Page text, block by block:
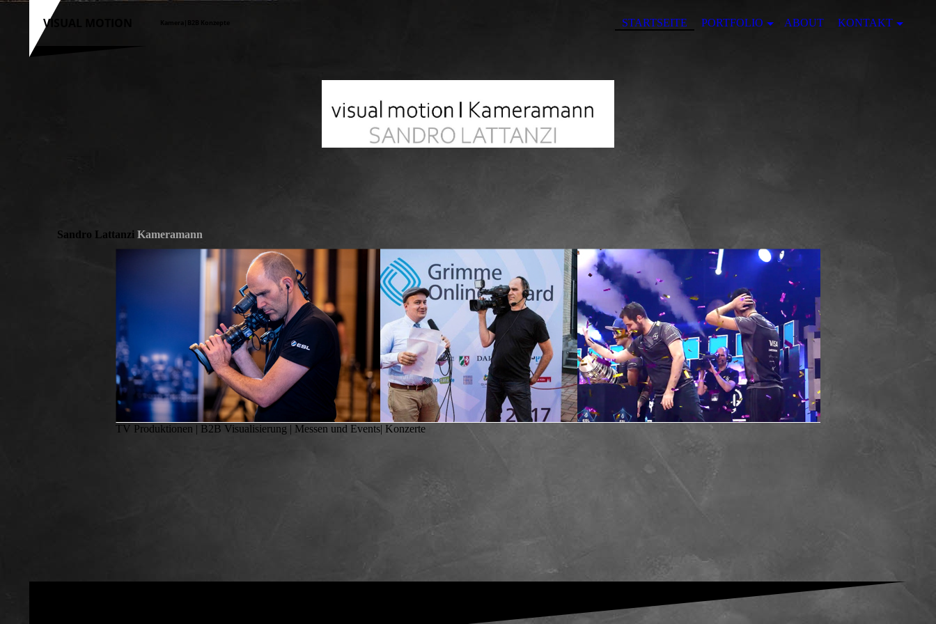
STARTSEITE PORTFOLIO ABOUT KONTAKT
VISUAL MOTION Kamera|B2B Konzepte
Sandro Lattanzi Kameramann
TV Produktionen | B2B Visualisierung | Messen und Events| Konzerte